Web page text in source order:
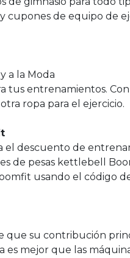
cupones de equipo de
a la Moda
tus entrenamientos.
ropa para el ejercicio.
el descuento de
de pesas kettlebell
usando el código
que su contribución
es mejor que las